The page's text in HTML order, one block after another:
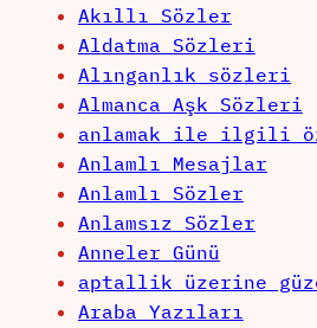
Akıllı Sözler
Aldatma Sözleri
Alınganlık sözleri
Almanca Aşk Sözleri
anlamak ile ilgili
Anlamlı Mesajlar
Anlamlı Sözler
Anlamsız Sözler
Anneler Günü
aptallik üzerine
Araba Yazıları